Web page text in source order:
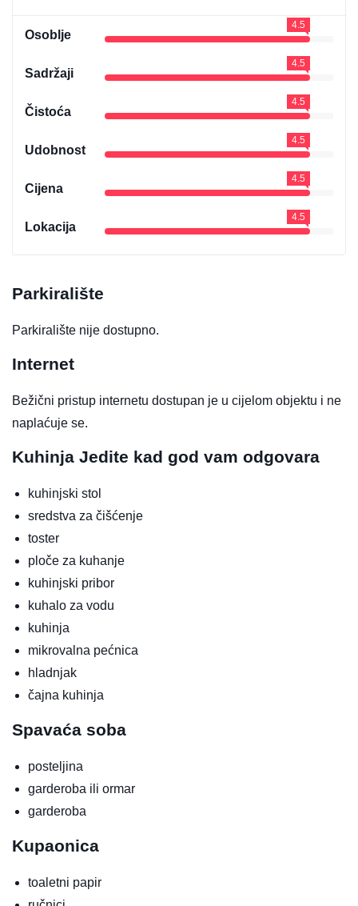
Osoblje
4.5
Sadržaji
4.5
Čistoća
4.5
Udobnost
4.5
Cijena
4.5
Lokacija
4.5
Parkiralište
Parkiralište nije dostupno.
Internet
Bežični pristup internetu dostupan je u cijelom objektu i ne
naplaćuje se.
Kuhinja Jedite kad god vam odgovara
kuhinjski stol
sredstva za čišćenje
toster
ploče za kuhanje
kuhinjski pribor
kuhalo za vodu
kuhinja
mikrovalna pećnica
hladnjak
čajna kuhinja
Spavaća soba
posteljina
garderoba ili ormar
garderoba
Kupaonica
toaletni papir